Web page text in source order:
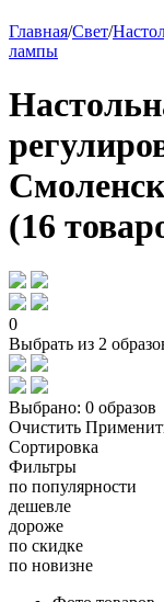
Главная/Свет/
лампы
(16
0
Выбрать из 2
Выбрано: 0 образов
Очистить
Сортировка
Фильтры
по популярности
дешевле
дороже
по скидке
по новизне